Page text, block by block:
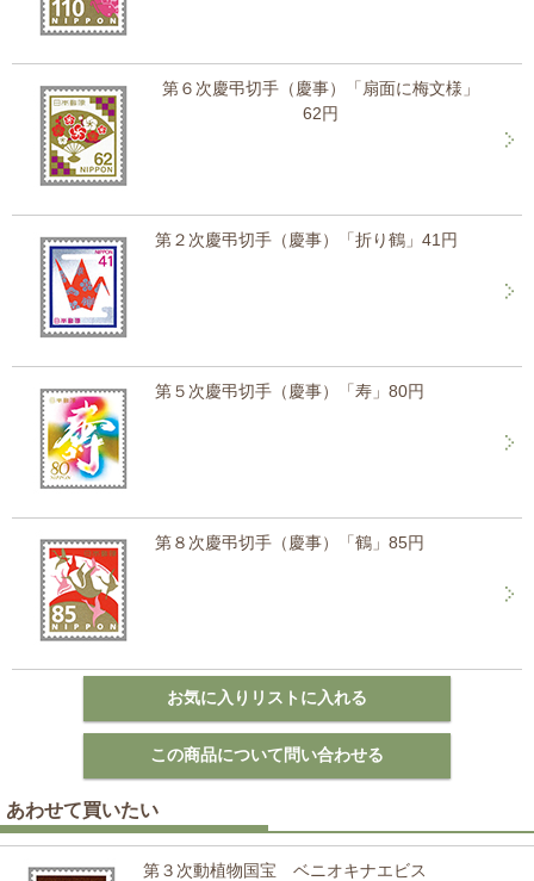
第６次慶弔切手（慶事）「扇面に梅文様」
62円
第２次慶弔切手（慶事）「折り鶴」41円
第５次慶弔切手（慶事）「寿」80円
第８次慶弔切手（慶事）「鶴」85円
あわせて買いたい
第３次動植物国宝 ベニオキナエビス